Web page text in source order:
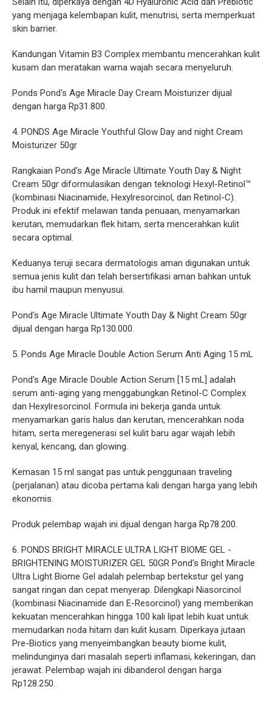
yang menjaga kelembapan kulit, menutrisi, serta memperkuat
skin barrier.
Kandungan Vitamin B3 Complex membantu mencerahkan kulit
kusam dan meratakan warna wajah secara menyeluruh.
Ponds Pond's Age Miracle Day Cream Moisturizer dijual
dengan harga Rp31.800.
4. PONDS Age Miracle Youthful Glow Day and night Cream
Moisturizer 50gr
Rangkaian Pond's Age Miracle Ultimate Youth Day & Night
Cream 50gr diformulasikan dengan teknologi Hexyl-Retinol™
(kombinasi Niacinamide, Hexylresorcinol, dan Retinol-C).
Produk ini efektif melawan tanda penuaan, menyamarkan
kerutan, memudarkan flek hitam, serta mencerahkan kulit
secara optimal.
Keduanya teruji secara dermatologis aman digunakan untuk
semua jenis kulit dan telah bersertifikasi aman bahkan untuk
ibu hamil maupun menyusui.
Pond's Age Miracle Ultimate Youth Day & Night Cream 50gr
dijual dengan harga Rp130.000.
5. Ponds Age Miracle Double Action Serum Anti Aging 15 mL
Pond's Age Miracle Double Action Serum [15 mL] adalah
serum anti-aging yang menggabungkan Retinol-C Complex
dan Hexylresorcinol. Formula ini bekerja ganda untuk
menyamarkan garis halus dan kerutan, mencerahkan noda
hitam, serta meregenerasi sel kulit baru agar wajah lebih
kenyal, kencang, dan glowing.
Kemasan 15 ml sangat pas untuk penggunaan traveling
(perjalanan) atau dicoba pertama kali dengan harga yang lebih
ekonomis.
Produk pelembap wajah ini dijual dengan harga Rp78.200.
6. PONDS BRIGHT MIRACLE ULTRA LIGHT BIOME GEL -
BRIGHTENING MOISTURIZER GEL 50GR Pond's Bright Miracle
Ultra Light Biome Gel adalah pelembap bertekstur gel yang
sangat ringan dan cepat menyerap. Dilengkapi Niasorcinol
(kombinasi Niacinamide dan E-Resorcinol) yang memberikan
kekuatan mencerahkan hingga 100 kali lipat lebih kuat untuk
memudarkan noda hitam dan kulit kusam. Diperkaya jutaan
Pre-Biotics yang menyeimbangkan beauty biome kulit,
melindunginya dari masalah seperti inflamasi, kekeringan, dan
jerawat. Pelembap wajah ini dibanderol dengan harga
Rp128.250.